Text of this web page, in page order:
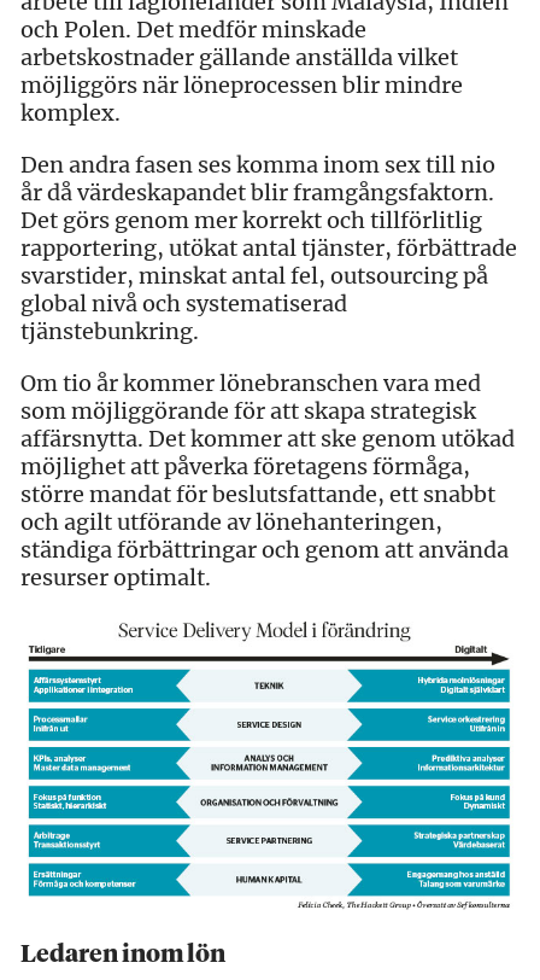
och Polen. Det medför minskade
arbetskostnader gällande anställda vilket
möjliggörs när löneprocessen blir mindre
komplex.
Den andra fasen ses komma inom sex till nio
år då värdeskapandet blir framgångsfaktorn.
Det görs genom mer korrekt och tillförlitlig
rapportering, utökat antal tjänster, förbättrade
svarstider, minskat antal fel, outsourcing på
global nivå och systematiserad
tjänstebunkring.
Om tio år kommer lönebranschen vara med
som möjliggörande för att skapa strategisk
affärsnytta. Det kommer att ske genom utökad
möjlighet att påverka företagens förmåga,
större mandat för beslutsfattande, ett snabbt
och agilt utförande av lönehanteringen,
ständiga förbättringar och genom att använda
resurser optimalt.
Ledaren inom lön